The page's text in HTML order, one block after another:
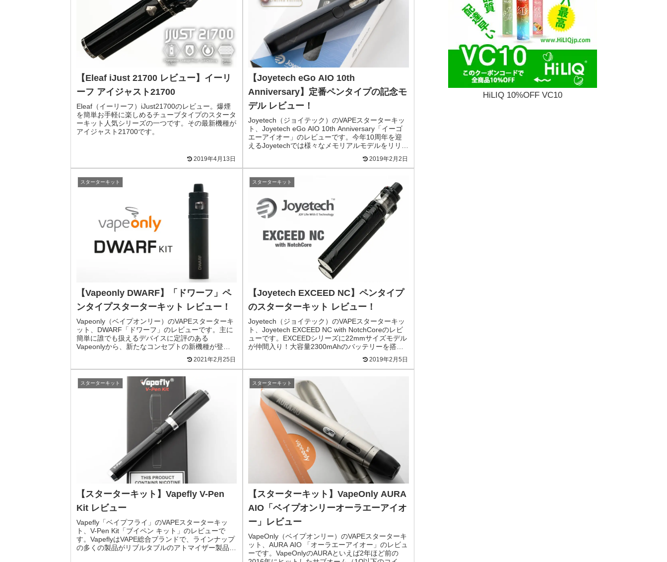
【Eleaf iJust 21700 レビュー】イーリ
ーフ アイジャスト21700
Eleaf（イーリーフ）iJust21700のレビュー。爆煙
を簡単お手軽に楽しめるチューブタイプのスタータ
ーキット人気シリーズの一つです。その最新機種が
アイジャスト21700です。
2019年4月13日
【Joyetech eGo AIO 10th
Anniversary】定番ペンタイプの記念モ
デル レビュー！
Joyetech（ジョイテック）のVAPEスターターキッ
ト、Joyetech eGo AIO 10th Anniversary「イーゴ
エーアイオー」のレビューです。今年10周年を迎
えるJoyetechでは様々なメモリアルモデルをリリー
スしていますが、その中の一つとして過去の名作を
リバイバルさせた製品をリリースしました。
2019年2月2日
スターターキット
【Vapeonly DWARF】「ドワーフ」ペ
ンタイプスターターキット レビュー！
Vapeonly（ベイプオンリー）のVAPEスターターキ
ット、DWARF「ドワーフ」のレビューです。主に
簡単に誰でも扱えるデバイスに定評のある
Vapeonlyから、新たなコンセプトの新機種が登
場。ペンタイプでありながら、PODカートリッジ
2021年2月25日
スターターキット
【Joyetech EXCEED NC】ペンタイプ
のスターターキット レビュー！
Joyetech（ジョイテック）のVAPEスターターキッ
ト、Joyetech EXCEED NC with NotchCoreのレビ
ューです。EXCEEDシリーズに22mmサイズモデル
が仲間入り！大容量2300mAhのバッテリーを搭載
したEXCEED NCに、NotchCoilを使うNotchCoreを
2019年2月5日
スターターキット
【スターターキット】Vapefly V-Pen
Kit レビュー
Vapefly「ベイプフライ」のVAPEスターターキッ
ト、V-Pen Kit「ブイペン キット」のレビューで
す。VapeflyはVAPE総合ブランドで、ラインナップ
の多くの製品がリブルタブルのアトマイザー製品で
スターターキット
【スターターキット】VapeOnly AURA
AIO「ベイプオンリーオーラエーアイオ
ー」レビュー
VapeOnly（ベイプオンリー）のVAPEスターターキ
ット、AURA AIO 「オーラエーアイオー」のレビュ
ーです。VapeOnlyのAURAといえば2年ほど前の
HiLIQ 10%OFF VC10